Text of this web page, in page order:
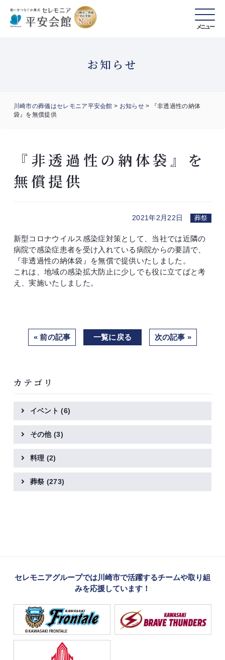
メニュー
お知らせ
川崎市の葬儀はセレモニア平安会館 > お知らせ>
『非透過性の納体
袋』を無償提供
『非透過性の納体袋』を
無償提供
2021年2月22日 葬祭
新型コロナウイルス感染症対策として、当社では近隣の
病院で感染症患者を受け入れている病院からの要請で、
『非透過性の納体袋』を無償で提供いたしました。
これは、地域の感染拡大防止に少しでも役に立てばと考
え、実施いたしました。
« 前の記事 一覧に戻る 次の記事 »
カテゴリ
イベント(6)
その他(3)
料理 (2)
葬祭 (273)
セレモニアグループでは川崎市で活躍するチームや取り組
みを応援しています！